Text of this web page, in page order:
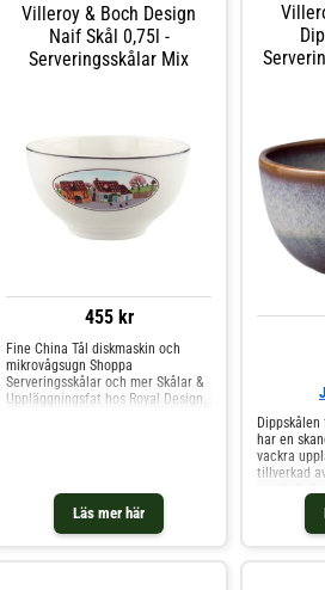
för ett
lergods.-
Skötselråd
Shoppa
Villeroy & Boch Design
Naif Skål 0,75l -
Serveringsskålar Mix
455 kr
Läs mer här
Fine China Tål diskmaskin och
mikrovågsugn Shoppa
Serveringsskålar och mer Skålar &
Uppläggningsfat hos Royal Design.
har en
vackra
tillverkad
speciell
uttryck.
storlek
olika